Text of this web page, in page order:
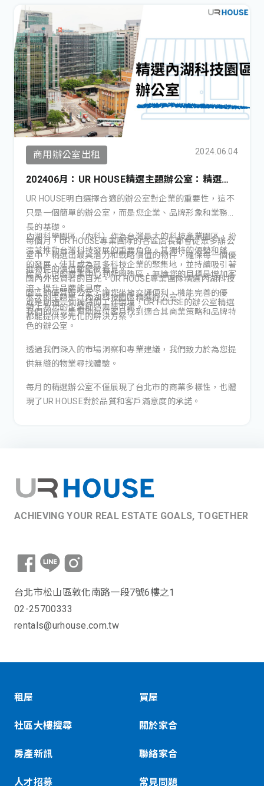
商用辦公室出租 2024.06.04
202406月：UR HOUSE精選主題辦公室：精選內
湖科技園區辦公室！
UR HOUSE明白選擇合適的辦公室對企業的重要性，這不
只是一個簡單的辦公室，而是您企業、品牌形象和業務成
長的基礎。
每個月，UR HOUSE專業團隊的各區店長都會從眾多辦公
室中，精選出最具潛力和戰略價值的物件，確保每一個優
選物件的價值都能被看見。
本次的主題是「內湖科技園區精選辦公室」，
內湖科學園區（內科）作為台灣最大的科技產業園區，扮
演著推動台灣科技發展的重要角色。其獨特的優勢和蓬勃
的發展，使其成為眾多科技企業的聚集地，並持續吸引著
國內外投資者的目光。UR HOUSE專業團隊精選內湖科技
園區的優質辦公室，讓您坐擁交通便利、機能完善的優
勢，為您的企業創造無限可能。
從台北市的商業中心到新興熱區，無論您的目標是增加客
流、提升品牌能見度，
或是創造一個獨特的工作環境，UR HOUSE的辦公室精選
都能提供多元化的解決方案。
我們的宗旨是幫助每位客戶找到適合其商業策略和品牌特
色的辦公室。
透過我們深入的市場洞察和專業建議，我們致力於為您提
供無縫的物業尋找體驗。
每月的精選辦公室不僅展現了台北市的商業多樣性，也體
現了UR HOUSE對於品質和客戶滿意度的承諾。
ACHIEVING YOUR REAL ESTATE GOALS, TOGETHER
台北市松山區敦化南路一段7號6樓之1
02-25700333
rentals@urhouse.com.tw
租屋 買屋
社區大樓搜尋 關於家合
房產新訊 聯絡家合
人才招募 常見問題